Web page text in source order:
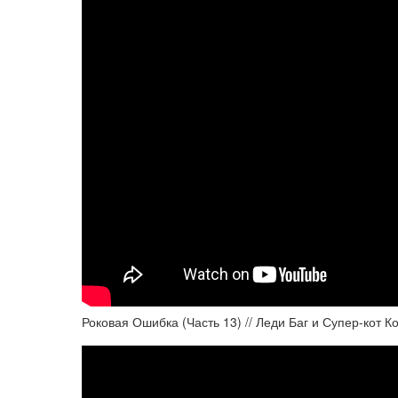
Роковая Ошибка (Часть 13) // Леди Баг и Супер-кот